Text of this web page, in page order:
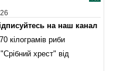
на наш канал
кілограмів риби
хрест" від